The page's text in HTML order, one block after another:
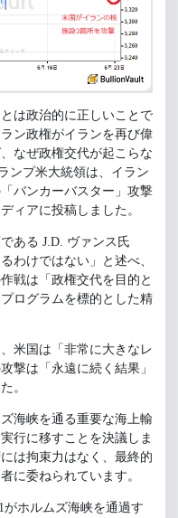
は政治的に正しいことで
ン政権がイランを再び偉
なぜ政権交代が起こらな
ンプ米大統領は、イラン
バンカーバスター」攻撃
ィアに投稿しました。
ある J.D. ヴァンス氏
わけではない」と述べ、
戦は「政権交代を目的と
ログラムを標的とした精
米国は「非常に大きなレ
撃は「永遠に続く結果」
。
海峡を通る重要な海上輸
行に移すことを決議しま
は拘束力はなく、最終的
に委ねられています。
ホルムズ海峡を通過す